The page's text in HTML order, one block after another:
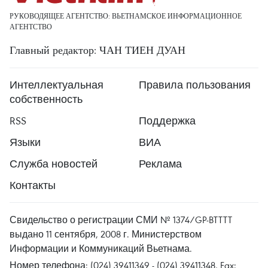
РУКОВОДЯЩЕЕ АГЕНТСТВО: ВЬЕТНАМСКОЕ ИНФОРМАЦИОННОЕ
АГЕНТСТВО
Главный редактор: ЧАН ТИЕН ДУАН
Интеллектуальная
собственность
Правила пользования
RSS
Поддержка
Языки
ВИА
Служба новостей
Реклама
Контакты
Свидельство о регистрации СМИ № 1374/GP-BTTTT
выдано 11 сентября, 2008 г. Министерством
Информации и Коммуникаций Вьетнама.
Номер телефона: (024) 39411349 - (024) 39411348, Fax: